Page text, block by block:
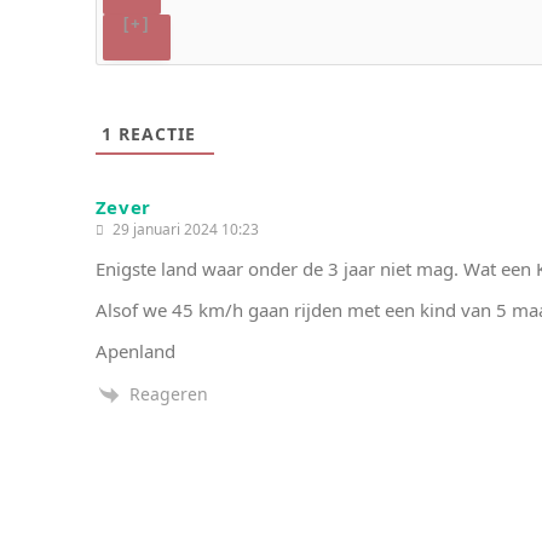
[+]
1 REACTIE
Zever
29 januari 2024 10:23
Enigste land waar onder de 3 jaar niet mag. Wat een
Alsof we 45 km/h gaan rijden met een kind van 5
Apenland
Reageren